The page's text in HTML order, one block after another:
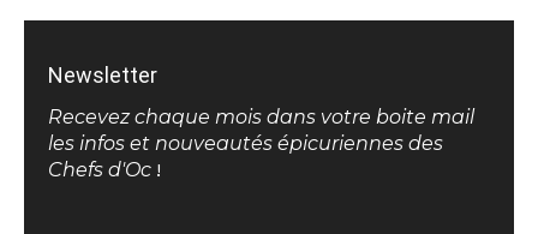
Newsletter
Recevez chaque mois dans votre boite mail
les infos et nouveautés épicuriennes des
Chefs d'Oc !